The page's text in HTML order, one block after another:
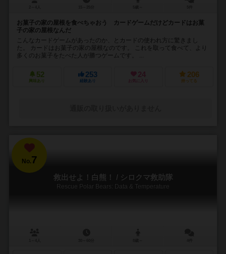
お菓子の家の屋根を食べちゃおう カードゲームだけどカードはお菓
子の家の屋根なんだ
こんなカードゲームがあったのか、とカードの使われ方に驚きまし
た。 カードはお菓子の家の屋根なのです。 これを取って食べて、より
多くのお菓子をたべた人が勝つゲームです。 ...
52
興味あり
253
経験あり
24
お気に入り
206
持ってる
No.7
救出せよ！白熊！ / シロクマ救助隊
Rescue Polar Bears: Data & Temperature